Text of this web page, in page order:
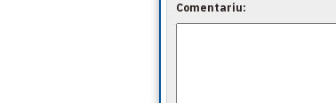
Comentariu: